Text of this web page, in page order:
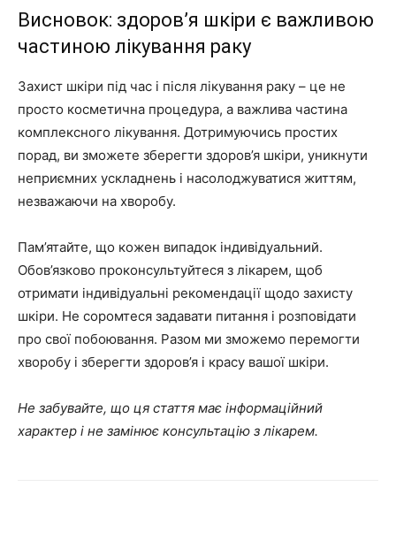
Висновок: здоров’я шкіри є важливою
частиною лікування раку
Захист шкіри під час і після лікування раку – це не
просто косметична процедура, а важлива частина
комплексного лікування. Дотримуючись простих
порад, ви зможете зберегти здоров’я шкіри, уникнути
неприємних ускладнень і насолоджуватися життям,
незважаючи на хворобу.
Пам’ятайте, що кожен випадок індивідуальний.
Обов’язково проконсультуйтеся з лікарем, щоб
отримати індивідуальні рекомендації щодо захисту
шкіри. Не соромтеся задавати питання і розповідати
про свої побоювання. Разом ми зможемо перемогти
хворобу і зберегти здоров’я і красу вашої шкіри.
Не забувайте, що ця стаття має інформаційний
характер і не замінює консультацію з лікарем.